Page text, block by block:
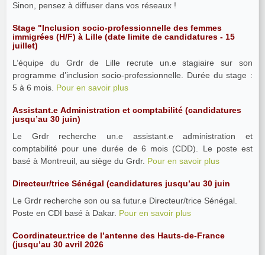
Sinon, pensez à diffuser dans vos réseaux !
Stage "Inclusion socio-professionnelle des femmes
immigrées (H/F) à Lille (date limite de candidatures - 15
juillet)
L’équipe du Grdr de Lille recrute un.e stagiaire sur son
programme d’inclusion socio-professionnelle. Durée du stage :
5 à 6 mois. Pour en savoir plus
Assistant.e Administration et comptabilité (candidatures
jusqu’au 30 juin)
Le Grdr recherche un.e assistant.e administration et
comptabilité pour une durée de 6 mois (CDD). Le poste est
basé à Montreuil, au siège du Grdr. Pour en savoir plus
Directeur/trice Sénégal (candidatures jusqu’au 30 juin
Le Grdr recherche son ou sa futur.e Directeur/trice Sénégal.
Poste en CDI basé à Dakar. Pour en savoir plus
Coordinateur.trice de l’antenne des Hauts-de-France
(jusqu’au 30 avril 2026